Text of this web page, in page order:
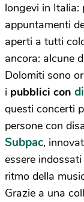
longevi in Italia:
appuntamenti
aperti a tutti
ancora: alcune
Dolomiti sono
i pubblici con
questi concerti
persone con
Subpac,
essere
ritmo della
Grazie a una